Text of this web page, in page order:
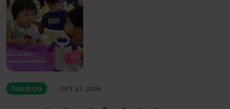
THAI BLOG JULY 27, 2026